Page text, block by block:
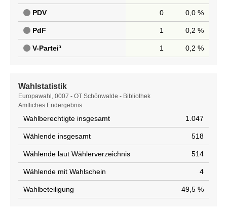
PDV 0 0,0 %
PdF 1 0,2 %
V-Partei³ 1 0,2 %
Wahlstatistik
Wahlstatistik
Europawahl, 0007 - OT Schönwalde - Bibliothek
Amtliches Endergebnis
Wahlberechtigte insgesamt 1.047
Wählende insgesamt 518
Wählende laut Wählerverzeichnis 514
Wählende mit Wahlschein 4
Wahlbeteiligung 49,5 %